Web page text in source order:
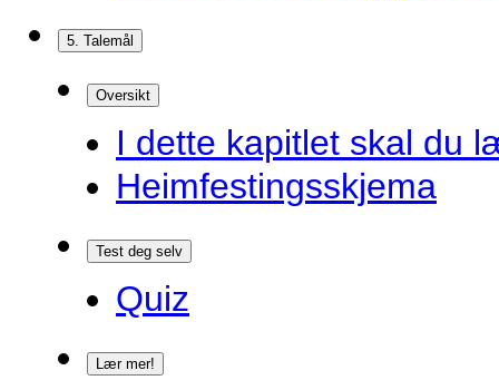
5. Talemål
Oversikt
I dette kapitlet skal du
Heimfestingsskjema
Test deg selv
Quiz
Lær mer!